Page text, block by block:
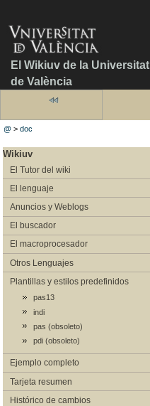
El Wikiuv de la Universitat
de València
@ >doc
Wikiuv
El Tutor del wiki
El lenguaje
Anuncios y Weblogs
El buscador
El macroprocesador
Otros Lenguajes
Plantillas y estilos predefinidos
pas13
indi
pas (obsoleto)
pdi (obsoleto)
Ejemplo completo
Tarjeta resumen
Histórico de cambios